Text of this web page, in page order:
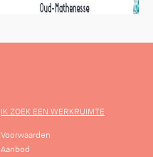
IK ZOEK EEN WERKRUIMTE
Voorwaarden
Aanbod